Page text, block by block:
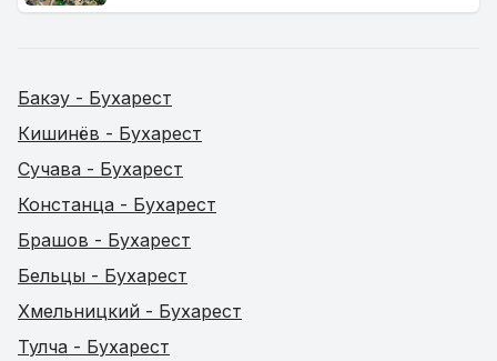
Бакэу - Бухарест
Кишинёв - Бухарест
Сучава - Бухарест
Констанца - Бухарест
Брашов - Бухарест
Бельцы - Бухарест
Хмельницкий - Бухарест
Тулча - Бухарест